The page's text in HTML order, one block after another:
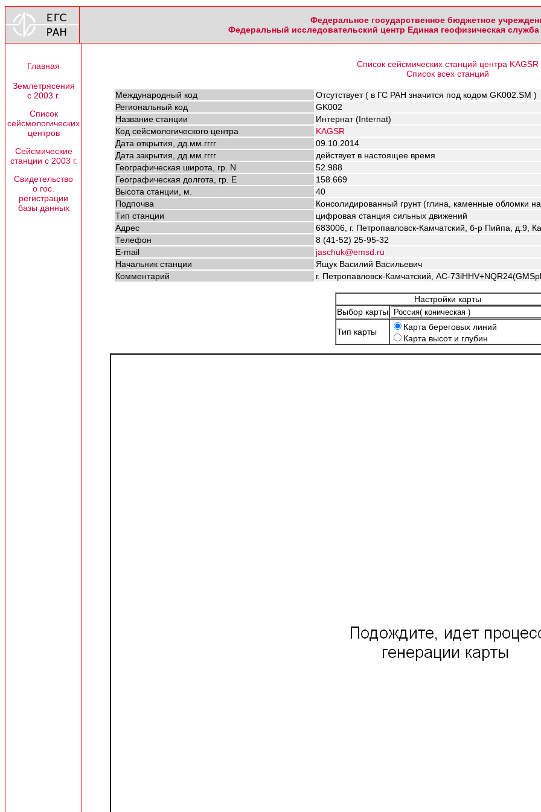
Федеральное государственное бюджетное
Федеральный исследовательский центр Единая геофизическая
Главная
Землетрясения
с 2003 г.
Список
сейсмологических
центров
Сейсмические
станции с 2003 г.
Свидетельство
о гос.
регистрации
базы данных
Список сейсмических станций центра KAGSR
Список всех станций
Международный код
Отсутствует ( в ГС РАН значится под кодом GK002.SM )
Региональный код
GK002
Название станции
Интернат (Internat)
Код сейсмологического центра
KAGSR
Дата открытия, дд.мм.гггг
09.10.2014
Дата закрытия, дд.мм.гггг
действует в настоящее время
Географическая широта, гр. N
52.988
Географическая долгота, гр. E
158.669
Высота станции, м.
40
Подпочва
Консолидированный грунт (глина, каменные обломки
Тип станции
цифровая станция сильных движений
Адрес
683006, г. Петропавловск-Камчатский, б-р Пийпа, д.9,
Телефон
8 (41-52) 25-95-32
E-mail
jaschuk@emsd.ru
Начальник станции
Ящук Василий Васильевич
Комментарий
г. Петропавловск-Камчатский, AC-
Настройки карты
Выбор карты
Тип карты
Карта береговых линий
Карта высот и глубин